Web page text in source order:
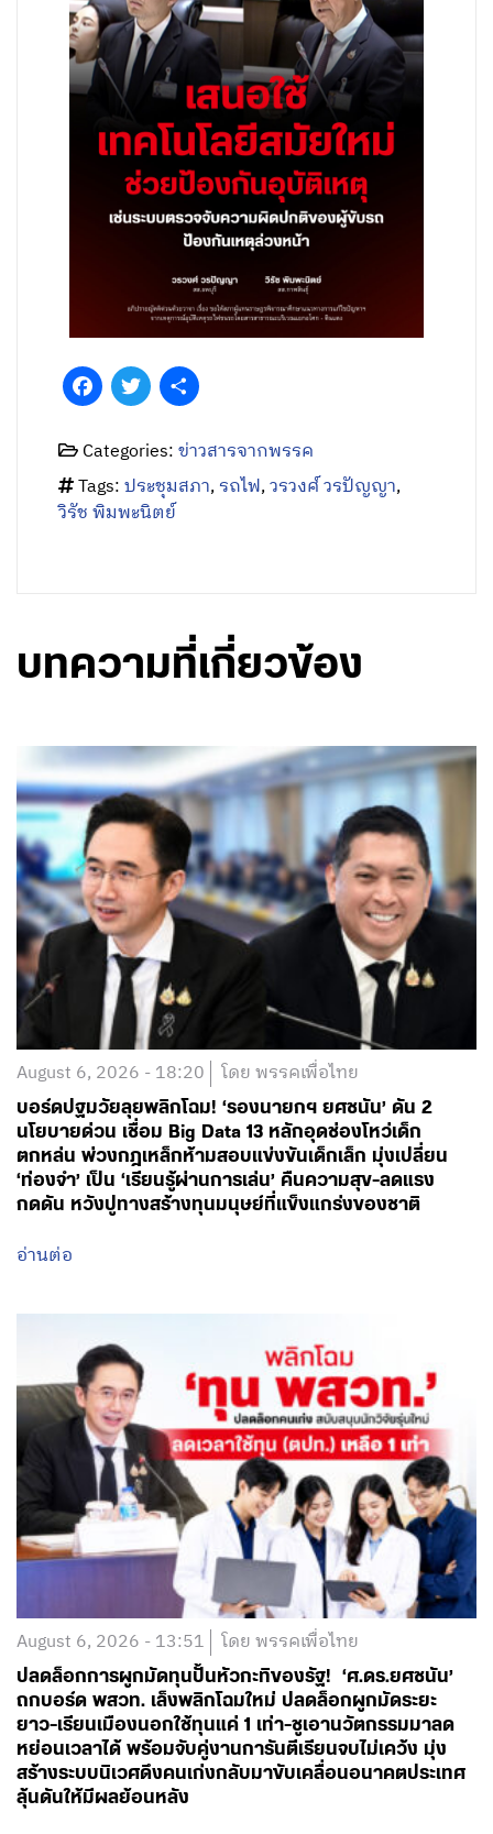
FacebookTwitter
Categories:ข่าวสารจากพรรค
Tags:ประชุมสภา,รถไฟ,วรวงศ์ วรปัญญา,
วิรัช พิมพะนิตย์
บทความที่เกี่ยวข้อง
August 6, 2026 - 18:20 โดย พรรคเพื่อไทย
บอร์ดปฐมวัยลุยพลิกโฉม! ‘รองนายกฯ ยศชนัน’ ดัน 2
นโยบายด่วน เชื่อม Big Data 13 หลักอุดช่องโหว่เด็ก
ตกหล่น พ่วงกฎเหล็กห้ามสอบแข่งขันเด็กเล็ก มุ่งเปลี่ยน
‘ท่องจำ’ เป็น ‘เรียนรู้ผ่านการเล่น’ คืนความสุข-ลดแรง
กดดัน หวังปูทางสร้างทุนมนุษย์ที่แข็งแกร่งของชาติ
อ่านต่อ
August 6, 2026 - 13:51 โดย พรรคเพื่อไทย
ปลดล็อกการผูกมัดทุนปั้นหัวกะทิของรัฐ! ‘ศ.ดร.ยศชนัน’
ถกบอร์ด พสวท. เล็งพลิกโฉมใหม่ ปลดล็อกผูกมัดระยะ
ยาว-เรียนเมืองนอกใช้ทุนแค่ 1 เท่า-ชูเอานวัตกรรมมาลด
หย่อนเวลาได้ พร้อมจับคู่งานการันตีเรียนจบไม่เคว้ง มุ่ง
สร้างระบบนิเวศดึงคนเก่งกลับมาขับเคลื่อนอนาคตประเทศ
ลุ้นดันให้มีผลย้อนหลัง